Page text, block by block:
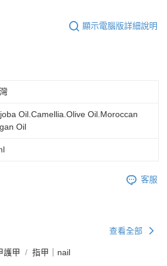
顯示電腦版詳細說明
Oil.Camellia.Olive Oil.Moroccan
Oil
客服
查看全部
護甲 指甲｜nail